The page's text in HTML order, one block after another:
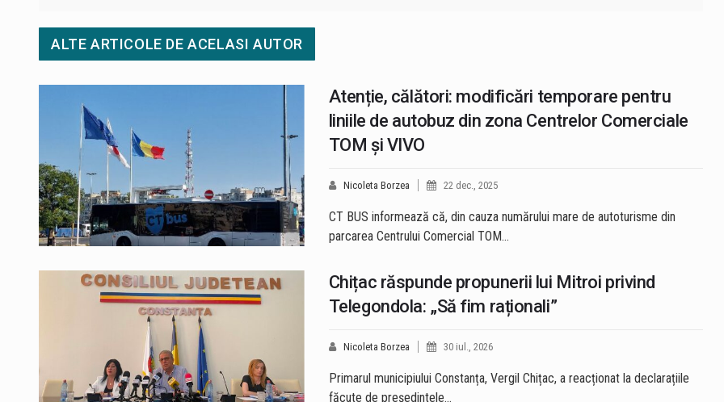
ALTE ARTICOLE DE ACELASI AUTOR
Atenție, călători: modificări temporare pentru
liniile de autobuz din zona Centrelor Comerciale
TOM și VIVO
Nicoleta Borzea 22 dec., 2025
CT BUS informează că, din cauza numărului mare de autoturisme din
parcarea Centrului Comercial TOM…
Chițac răspunde propunerii lui Mitroi privind
Telegondola: „Să fim raționali”
Nicoleta Borzea 30 iul., 2026
Primarul municipiului Constanța, Vergil Chițac, a reacționat la declarațiile
făcute de președintele…